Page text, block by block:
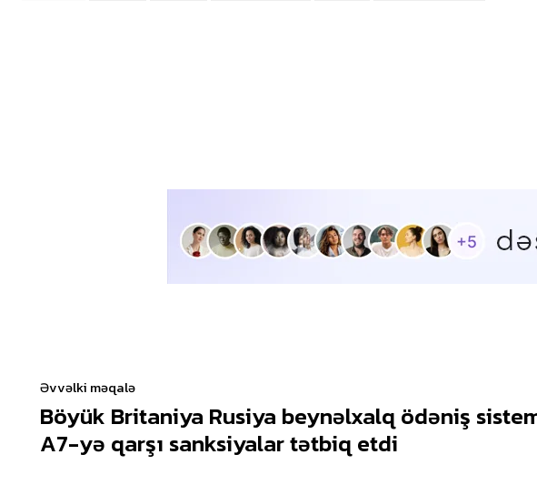
Əvvəlki məqalə
Böyük Britaniya Rusiya beynəlxalq ödəniş
A7-yə qarşı sanksiyalar tətbiq etdi